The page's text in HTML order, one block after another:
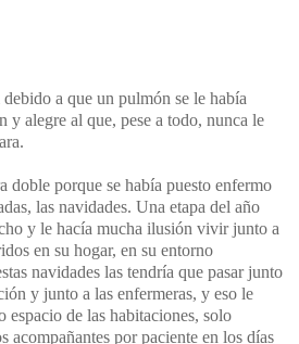
a que un pulmón se le había
y alegre al que, pese a todo, nunca le
doble porque se había puesto enfermo
las navidades. Una etapa del año
y le hacía mucha ilusión vivir junto a
en su hogar, en su entorno
navidades las tendría que pasar junto
y junto a las enfermeras, y eso le
de las habitaciones, solo
acompañantes por paciente en los días